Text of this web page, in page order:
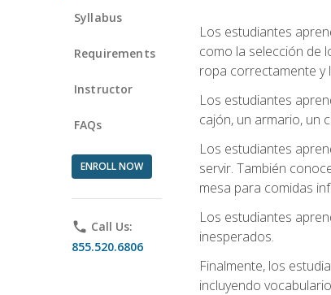
Syllabus
Requirements
Instructor
FAQs
ENROLL NOW
phone Call Us:
855.520.6806
Los estudiantes
como la selección de
ropa correctamente y
Los estudiantes
cajón, un armario, un
Los estudiantes
servir. También
mesa para comidas
Los estudiantes
inesperados.
Finalmente, los
incluyendo